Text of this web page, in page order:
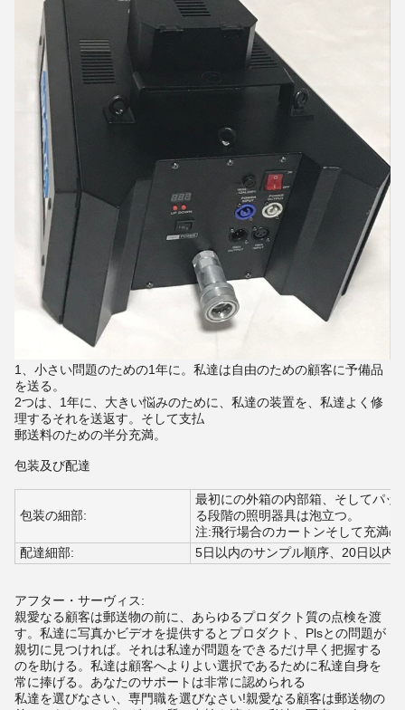
1、小さい問題のための1年に。私達は自由のための顧客に予備品
を送る。
2つは、1年に、大きい悩みのために、私達の装置を、私達よく修
理するそれを送返す。そして支払
郵送料のための半分充満。
包装及び配達
包装の細部:
最初にの外箱の内部箱、そしてパッ
る段階の照明器具は泡立つ。
注:飛行場合のカートンそして充満
配達細部:
5日以内のサンプル順序、20日以内
アフター・サーヴィス:
親愛なる顧客は郵送物の前に、あらゆるプロダクト質の点検を渡
す。私達に写真かビデオを提供するとプロダクト、Plsとの問題が
親切に見つければ。それは私達が問題をできるだけ早く把握する
のを助ける。私達は顧客へよりよい選択であるために私達自身を
常に捧げる。あなたのサポートは非常に認められる
私達を選びなさい、専門職を選びなさい!親愛なる顧客は郵送物の